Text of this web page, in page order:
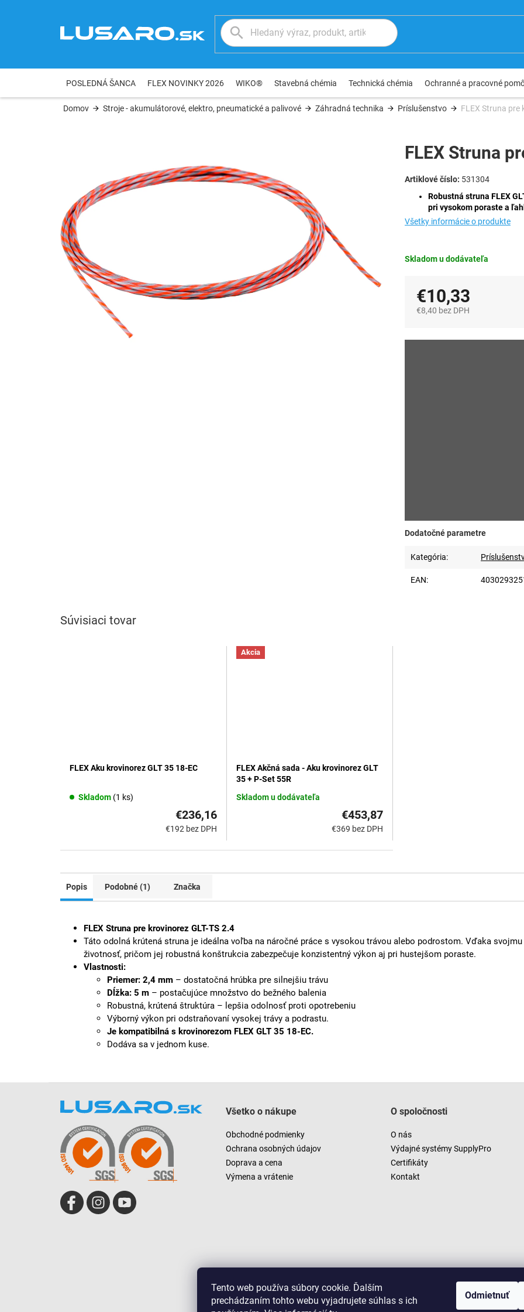
Tento web používa súbory cookie. Ďalším
prechádzaním tohto webu vyjadrujete súhlas s ich
Odmietnuť
POSLEDNÁ ŠANCA FLEX NOVINKY 2026 WIKO® Stavebná chémia Technická chémia Ochranné a pracovné
Domov Stroje - akumulátorové, elektro, pneumatické a palivové Záhradná technika Príslušenstvo FLEX Struna pre
Skladom u dodávateľa
Robustná struna FLEX
pri vysokom poraste a
Všetky informácie o produkte
Dodatočné parametre
Kategória:
EAN:
FLEX Struna
531304
€10,33
€8,40 bez DPH
Súvisiaci tovar
FLEX Aku krovinorez GLT 35 18-EC
Skladom (1 ks)
€192 bez DPH
€236,16
Akcia
FLEX Akčná sada - Aku krovinorez GLT
35 + P-Set 55R
Skladom u dodávateľa
€369 bez DPH
€453,87
Popis Podobné (1) Značka
FLEX Struna pre krovinorez GLT-TS 2.4
Táto odolná krútená struna je ideálna voľba na náročné práce s vysokou trávou alebo podrostom. Vďaka
životnosť, pričom jej robustná konštrukcia zabezpečuje konzistentný výkon aj pri hustejšom poraste.
Vlastnosti:
Priemer: 2,4 mm – dostatočná hrúbka pre silnejšiu trávu
Dĺžka: 5 m – postačujúce množstvo do bežného balenia
Robustná, krútená štruktúra – lepšia odolnosť proti opotrebeniu
Výborný výkon pri odstraňovaní vysokej trávy a podrastu.
Je kompatibilná s krovinorezom FLEX GLT 35 18-EC.
Dodáva sa v jednom kuse.
Všetko o nákupe
Obchodné podmienky
Ochrana osobných údajov
Doprava a cena
Výmena a vrátenie
O spoločnosti
O nás
Výdajné systémy SupplyPro
Certifikáty
Kontakt